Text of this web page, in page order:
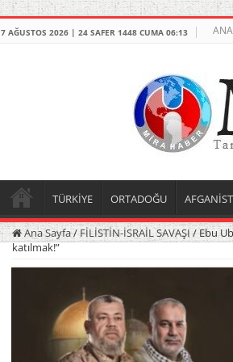
7 AĞUSTOS 2026 | 24 SAFER 1448 CUMA 06:13
TÜRKİYE ORTADOĞU
Ana Sayfa/FİLİSTİN-İSRAİL SAVAŞI/Ebu
katılmak!”